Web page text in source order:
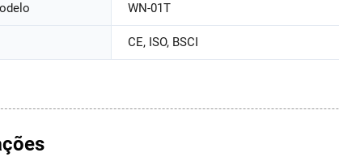
WN-01T
CE, ISO, BSCI